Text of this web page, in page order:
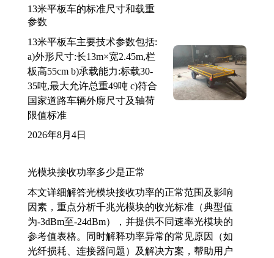
13米平板车的标准尺寸和载重
参数
13米平板车主要技术参数包括:
a)外形尺寸:长13m×宽2.45m,栏
板高55cm b)承载能力:标载30-
35吨,最大允许总重49吨 c)符合
国家道路车辆外廓尺寸及轴荷
限值标准
2026年8月4日
光模块接收功率多少是正常
本文详细解答光模块接收功率的正常范围及影响
因素，重点分析千兆光模块的收光标准（典型值
为-3dBm至-24dBm），并提供不同速率光模块的
参考值表格。同时解释功率异常的常见原因（如
光纤损耗、连接器问题）及解决方案，帮助用户